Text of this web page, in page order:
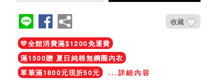
收藏
💛全館消費滿$1200免運費
滿1500贈 夏日純棉無鋼圈內衣
單筆滿1800元現折50元
...詳細內容